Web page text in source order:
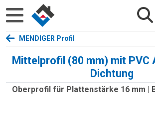
MENDIGER Profil
Mittelprofil (80 mm) mit PVC
Dichtung
Oberprofil für Plattenstärke 16 mm |